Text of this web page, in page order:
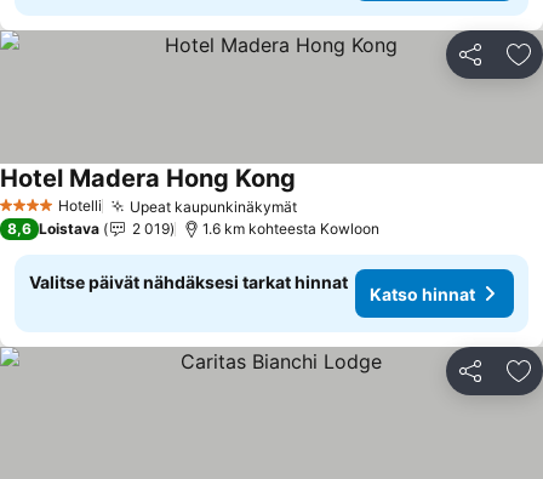
Jaa
4 Tähtiluokitus
Hotelli Upeat kaupunkinäkymät
Hotel Madera Hong Kong
8,6 Loistava 2 019 1.6 km kohteesta Kowloon
Valitse päivät nähdäksesi tarkat hinnat
Katso hinnat
Jaa